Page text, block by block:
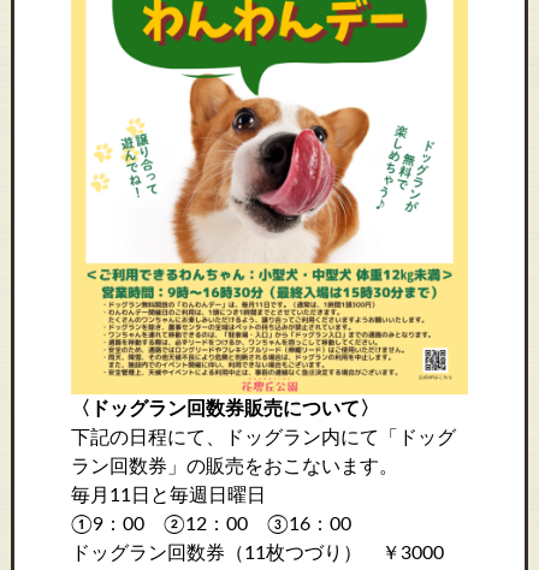
〈ドッグラン回数券販売について〉
下記の日程にて、ドッグラン内にて「ドッグ
ラン回数券」の販売をおこないます。
毎月11日と毎週日曜日
①9：00 ②12：00 ③16：00
ドッグラン回数券（11枚つづり） ￥3000